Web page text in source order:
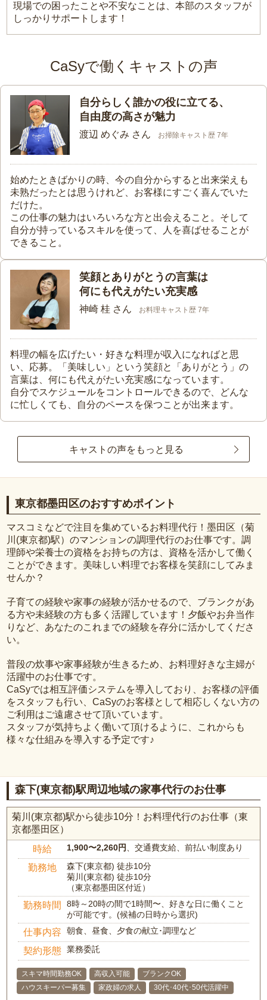
現場での困ったことや不安なことは、本部のスタッフが
しっかりサポートします！
CaSyで働くキャストの声
自分らしく誰かの役に立てる、
自由度の高さが魅力
渡辺 めぐみ さん お掃除キャスト歴 7年
始めたときばかりの時、今の自分からすると出来栄えも
未熟だったとは思うけれど、お客様にすごく喜んでいた
だけた。
この仕事の魅力はいろいろな方と出会えること。そして
自分が持っているスキルを使って、人を喜ばせることが
できること。
笑顔とありがとうの言葉は
何にも代えがたい充実感
神崎 桂 さん お料理キャスト歴 7年
料理の幅を広げたい・好きな料理が収入になればと思
い、応募。「美味しい」という笑顔と「ありがとう」の
言葉は、何にも代えがたい充実感になっています。
自分でスケジュールをコントロールできるので、どんな
に忙しくても、自分のペースを保つことが出来ます。
キャストの声をもっと見る
東京都墨田区のおすすめポイント
マスコミなどで注目を集めているお料理代行！墨田区（菊
川(東京都)駅）のマンションの調理代行のお仕事です。調
理師や栄養士の資格をお持ちの方は、資格を活かして働く
ことができます。美味しい料理でお客様を笑顔にしてみま
せんか？
子育ての経験や家事の経験が活かせるので、ブランクがあ
る方や未経験の方も多く活躍しています！夕飯やお弁当作
りなど、あなたのこれまでの経験を存分に活かしてくださ
い。
普段の炊事や家事経験が生きるため、お料理好きな主婦が
活躍中のお仕事です。
CaSyでは相互評価システムを導入しており、お客様の評価
をスタッフも行い、CaSyのお客様として相応しくない方の
ご利用はご遠慮させて頂いています。
スタッフが気持ちよく働いて頂けるように、これからも
様々な仕組みを導入する予定です♪
森下(東京都)駅周辺地域の家事代行のお仕事
菊川(東京都)駅から徒歩10分！お料理代行のお仕事（東
京都墨田区）
時給 1,900〜2,260円、交通費支給、前払い制度あり
勤務地
森下(東京都) 徒歩10分
菊川(東京都) 徒歩10分
（東京都墨田区付近）
勤務時間
8時～20時の間で1時間〜、好きな日に働くこと
が可能です。(候補の日時から選択)
仕事内容 朝食、昼食、夕食の献立･調理など
契約形態 業務委託
スキマ時間勤務OK 高収入可能
ブランクOK
ハウスキーパー募集
家政婦の求人 30代･40代･50代活躍中